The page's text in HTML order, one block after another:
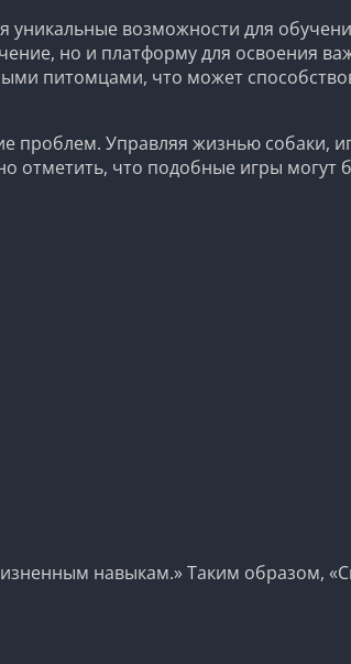
возможности для
но и платформу для освоения
питомцами, что может
проблем. Управляя жизнью собаки,
отметить, что подобные игры
навыкам.» Таким образом,